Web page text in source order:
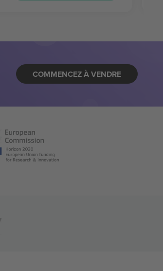
COMMENCEZ À VENDRE